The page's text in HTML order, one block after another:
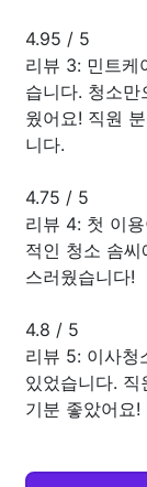
4.95 / 5
리뷰 3: 민트케
습니다. 청소
웠어요! 직원
니다.
4.75 / 5
리뷰 4: 첫 이
적인 청소 솜
스러웠습니다!
4.8 / 5
리뷰 5: 이사청
있었습니다.
기분 좋았어요!